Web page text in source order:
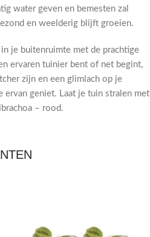
water geven en bemesten zal
en weelderig blijft groeien.
je buitenruimte met de prachtige
ervaren tuinier bent of net begint,
zijn en een glimlach op je
ervan geniet. Laat je tuin stralen met
– rood.